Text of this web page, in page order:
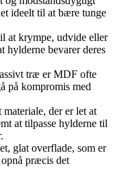
ideelt til at bære tunge
at krympe, udvide eller
hylderne bevarer deres
træ er MDF ofte
på kompromis med
der er let at
at tilpasse hylderne til
glat overflade, som er
præcis det